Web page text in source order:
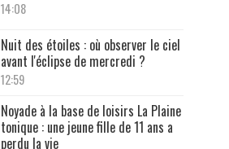
14:08
Nuit des étoiles : où observer le ciel
avant l'éclipse de mercredi ?
12:59
Noyade à la base de loisirs La Plaine
tonique : une jeune fille de 11 ans a
perdu la vie